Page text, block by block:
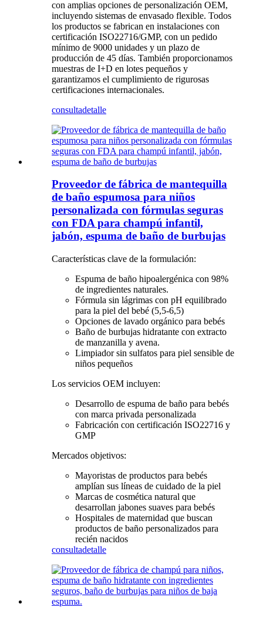
con amplias opciones de personalización OEM,
incluyendo sistemas de envasado flexible. Todos
los productos se fabrican en instalaciones con
certificación ISO22716/GMP, con un pedido
mínimo de 9000 unidades y un plazo de
producción de 45 días. También proporcionamos
muestras de I+D en lotes pequeños y
garantizamos el cumplimiento de rigurosas
certificaciones internacionales.
consultadetalle
Proveedor de fábrica de mantequilla
de baño espumosa para niños
personalizada con fórmulas seguras
con FDA para champú infantil,
jabón, espuma de baño de burbujas
Características clave de la formulación:
Espuma de baño hipoalergénica con 98%
de ingredientes naturales.
Fórmula sin lágrimas con pH equilibrado
para la piel del bebé (5,5-6,5)
Opciones de lavado orgánico para bebés
Baño de burbujas hidratante con extracto
de manzanilla y avena.
Limpiador sin sulfatos para piel sensible de
niños pequeños
Los servicios OEM incluyen:
Desarrollo de espuma de baño para bebés
con marca privada personalizada
Fabricación con certificación ISO22716 y
GMP
Mercados objetivos:
Mayoristas de productos para bebés
amplían sus líneas de cuidado de la piel
Marcas de cosmética natural que
desarrollan jabones suaves para bebés
Hospitales de maternidad que buscan
productos de baño personalizados para
recién nacidos
consultadetalle